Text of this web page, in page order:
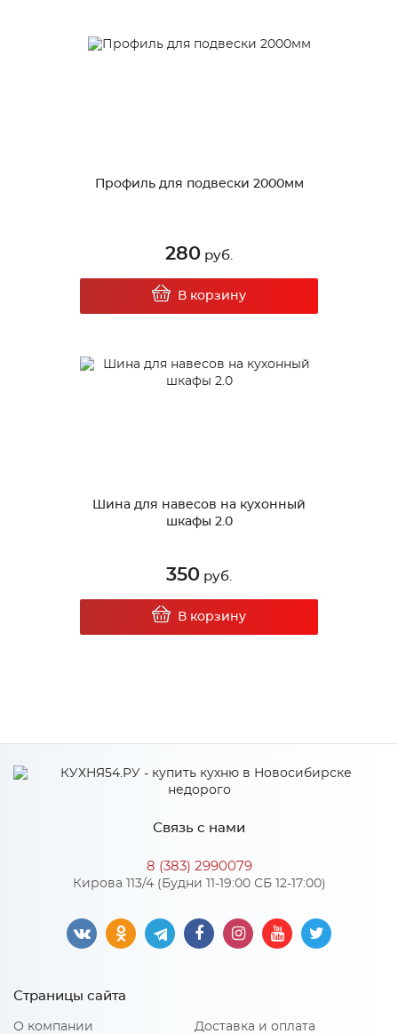
Профиль для подвески 2000мм
280 руб.
В корзину
Шина для навесов на кухонный
шкафы 2.0
350 руб.
В корзину
Связь с нами
8 (383) 2990079
Кирова 113/4 (Будни 11-19:00 СБ 12-17:00)
Страницы сайта
О компании Доставка и оплата